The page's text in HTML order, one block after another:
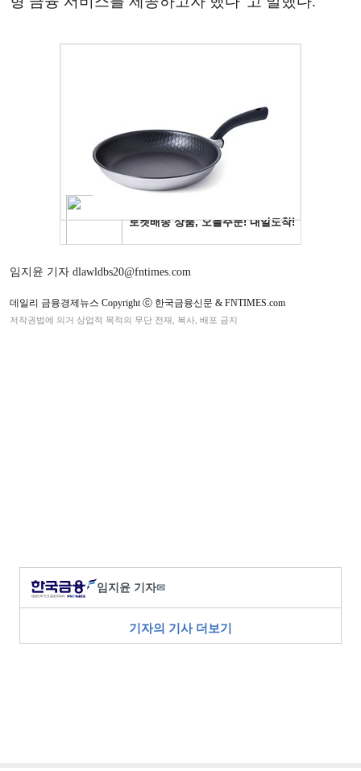
임지윤 기자 dlawldbs20@fntimes.com
데일리 금융경제뉴스 Copyright ⓒ 한국금융신문 & FNTIMES.com
저작권법에 의거 상업적 목적의 무단 전재, 복사, 배포 금지
임지윤 기자✉
기자의 기사 더보기